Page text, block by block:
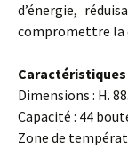
d’énergie,
compromettre la
Dimensions : H.
Capacité : 44
Zone de